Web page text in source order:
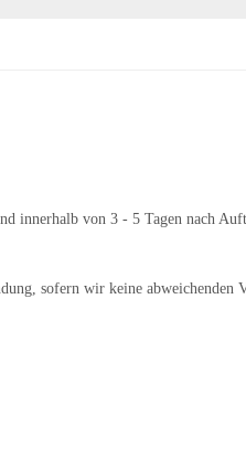
innerhalb von 3 - 5 Tagen nach
sofern wir keine abweichenden